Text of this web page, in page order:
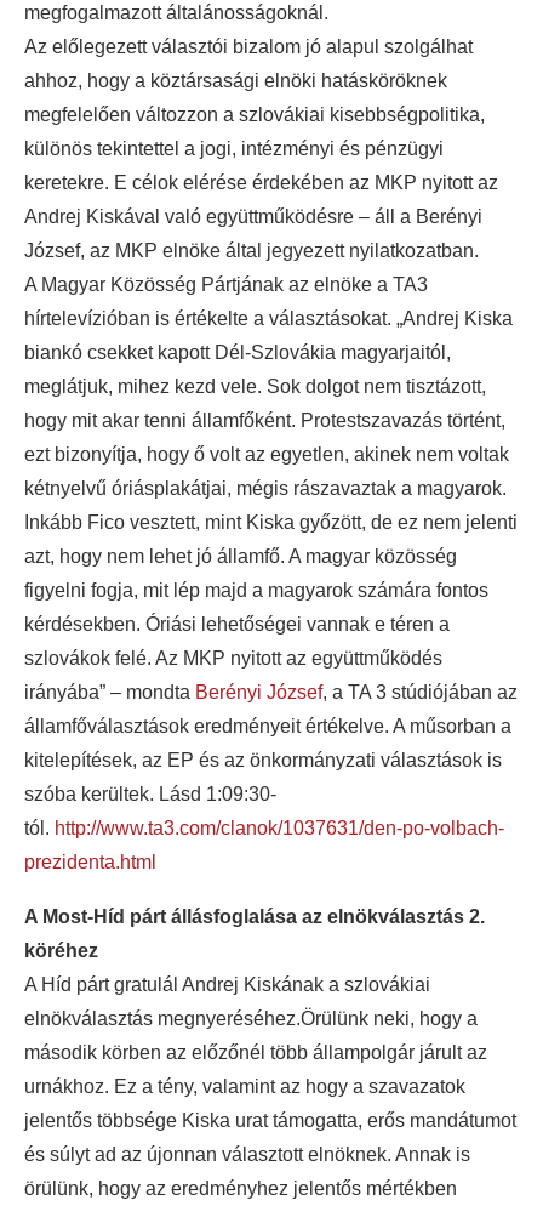
megfogalmazott általánosságoknál.
Az előlegezett választói bizalom jó alapul szolgálhat
ahhoz, hogy a köztársasági elnöki hatásköröknek
megfelelően változzon a szlovákiai kisebbségpolitika,
különös tekintettel a jogi, intézményi és pénzügyi
keretekre. E célok elérése érdekében az MKP nyitott az
Andrej Kiskával való együttműködésre – áll a Berényi
József, az MKP elnöke által jegyezett nyilatkozatban.
A Magyar Közösség Pártjának az elnöke a TA3
hírtelevízióban is értékelte a választásokat. „Andrej Kiska
biankó csekket kapott Dél-Szlovákia magyarjaitól,
meglátjuk, mihez kezd vele. Sok dolgot nem tisztázott,
hogy mit akar tenni államfőként. Protestszavazás történt,
ezt bizonyítja, hogy ő volt az egyetlen, akinek nem voltak
kétnyelvű óriásplakátjai, mégis rászavaztak a magyarok.
Inkább Fico vesztett, mint Kiska győzött, de ez nem jelenti
azt, hogy nem lehet jó államfő. A magyar közösség
figyelni fogja, mit lép majd a magyarok számára fontos
kérdésekben. Óriási lehetőségei vannak e téren a
szlovákok felé. Az MKP nyitott az együttműködés
irányába” – mondta Berényi József, a TA 3 stúdiójában az
államfőválasztások eredményeit értékelve. A műsorban a
kitelepítések, az EP és az önkormányzati választások is
szóba kerültek. Lásd 1:09:30-
tól. http://www.ta3.com/clanok/1037631/den-po-volbach-
prezidenta.html
A Most-Híd párt állásfoglalása az elnökválasztás 2.
köréhez
A Híd párt gratulál Andrej Kiskának a szlovákiai
elnökválasztás megnyeréséhez.Örülünk neki, hogy a
második körben az előzőnél több állampolgár járult az
urnákhoz. Ez a tény, valamint az hogy a szavazatok
jelentős többsége Kiska urat támogatta, erős mandátumot
és súlyt ad az újonnan választott elnöknek. Annak is
örülünk, hogy az eredményhez jelentős mértékben